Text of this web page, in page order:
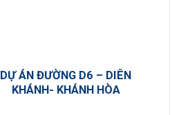
DỰ ÁN ĐƯỜNG D6 – DIÊN
KHÁNH- KHÁNH HÒA